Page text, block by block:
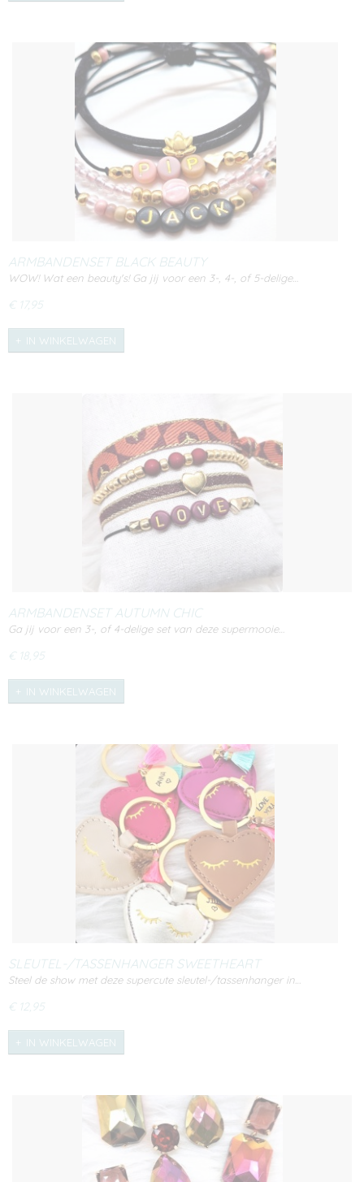
ARMBANDENSET BLACK BEAUTY
WOW! Wat een beauty's! Ga jij voor een 3-, 4-, of 5-delige…
€ 17,95
IN WINKELWAGEN
ARMBANDENSET AUTUMN CHIC
Ga jij voor een 3-, of 4-delige set van deze supermooie…
€ 18,95
IN WINKELWAGEN
SLEUTEL-/TASSENHANGER SWEETHEART
Steel de show met deze supercute sleutel-/tassenhanger in…
€ 12,95
IN WINKELWAGEN